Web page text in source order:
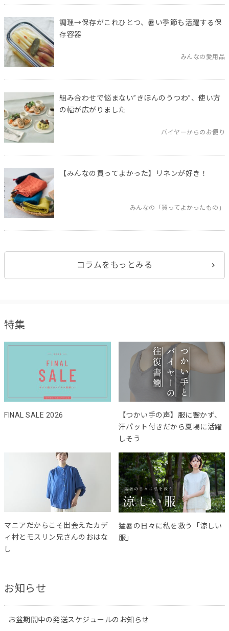
調理→保存がこれひとつ、暑い季節も活躍する保
存容器
みんなの愛用品
組み合わせで悩まない”きほんのうつわ”、使い方
の幅が広がりました
バイヤーからのお便り
【みんなの買ってよかった】リネンが好き！
みんなの「買ってよかったもの」
コラムをもっとみる
特集
FINAL SALE 2026
【つかい手の声】服に響かず、
汗パット付きだから夏場に活躍
しそう
マニアだからこそ出会えたカデ
ィ村とモスリン兄さんのおはな
し
猛暑の日々に私を救う「涼しい
服」
お知らせ
お盆期間中の発送スケジュールのお知らせ